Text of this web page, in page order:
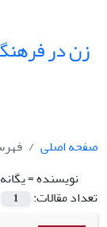
زن در
صفحه اصلی
نویسنده =
تعداد مقالات:
1